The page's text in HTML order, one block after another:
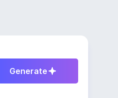
Generate